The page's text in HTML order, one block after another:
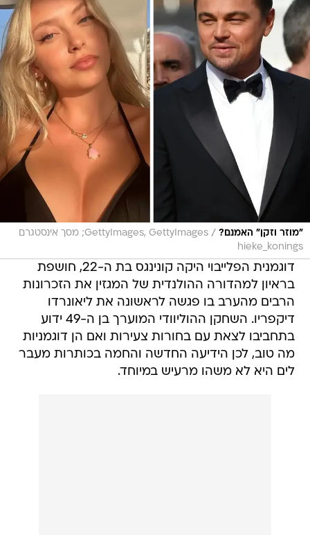
"מוזר וזקן" האמנם? /
GettyImages, GettyImages; מסך אינסטגרם
hieke_konings
דוגמנית הפלייבוי היקה קונינגס בת ה-22, חושפת
בראיון למהדורה ההולנדית של המגזין את הזכרונות
הרבים מהערב בו פגשה לראשונה את ליאונרדו
דיקפריו. השחקן ההוליוודי המוערך בן ה-49 ידוע
בתחביבו לצאת עם בחורות צעירות ואם הן דוגמניות
מה טוב, לכן הידיעה החדשה והחמה בכותרות מעבר
לים היא לא משהו מרעיש במיוחד.